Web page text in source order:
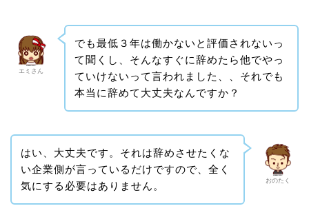
エミさん
でも最低３年は働かないと評価されないっ
て聞くし、そんなすぐに辞めたら他でやっ
ていけないって言われました、、それでも
本当に辞めて大丈夫なんですか？
おのたく
はい、大丈夫です。それは辞めさせたくな
い企業側が言っているだけですので、全く
気にする必要はありません。